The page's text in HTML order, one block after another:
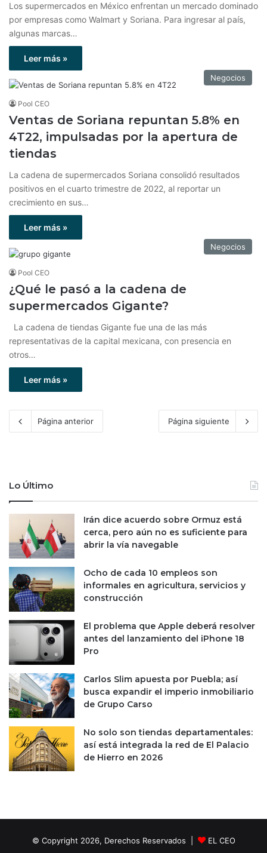
Los supermercados en México enfrentan un mercado dominado
por empresas como Walmart y Soriana. Para ingresar al país,
algunas marcas…
Leer más »
Negocios
Pool CEO
Ventas de Soriana repuntan 5.8% en
4T22, impulsadas por la apertura de
tiendas
La cadena de supermercados Soriana consolidó resultados
positivos en el cuarto trimestre de 2022, al reportar un
crecimiento en sus…
Leer más »
Negocios
Pool CEO
¿Qué le pasó a la cadena de
supermercados Gigante?
La cadena de tiendas Gigante fue una de las más
representativas de la capital mexicana, con presencia en
otros…
Leer más »
Página anterior Página siguiente
Lo Último
Irán dice acuerdo sobre Ormuz está
cerca, pero aún no es suficiente para
abrir la vía navegable
Ocho de cada 10 empleos son
informales en agricultura, servicios y
construcción
El problema que Apple deberá resolver
antes del lanzamiento del iPhone 18
Pro
Carlos Slim apuesta por Puebla; así
busca expandir el imperio inmobiliario
de Grupo Carso
No solo son tiendas departamentales:
así está integrada la red de El Palacio
de Hierro en 2026
© Copyright 2026, Derechos Reservados | EL CEO